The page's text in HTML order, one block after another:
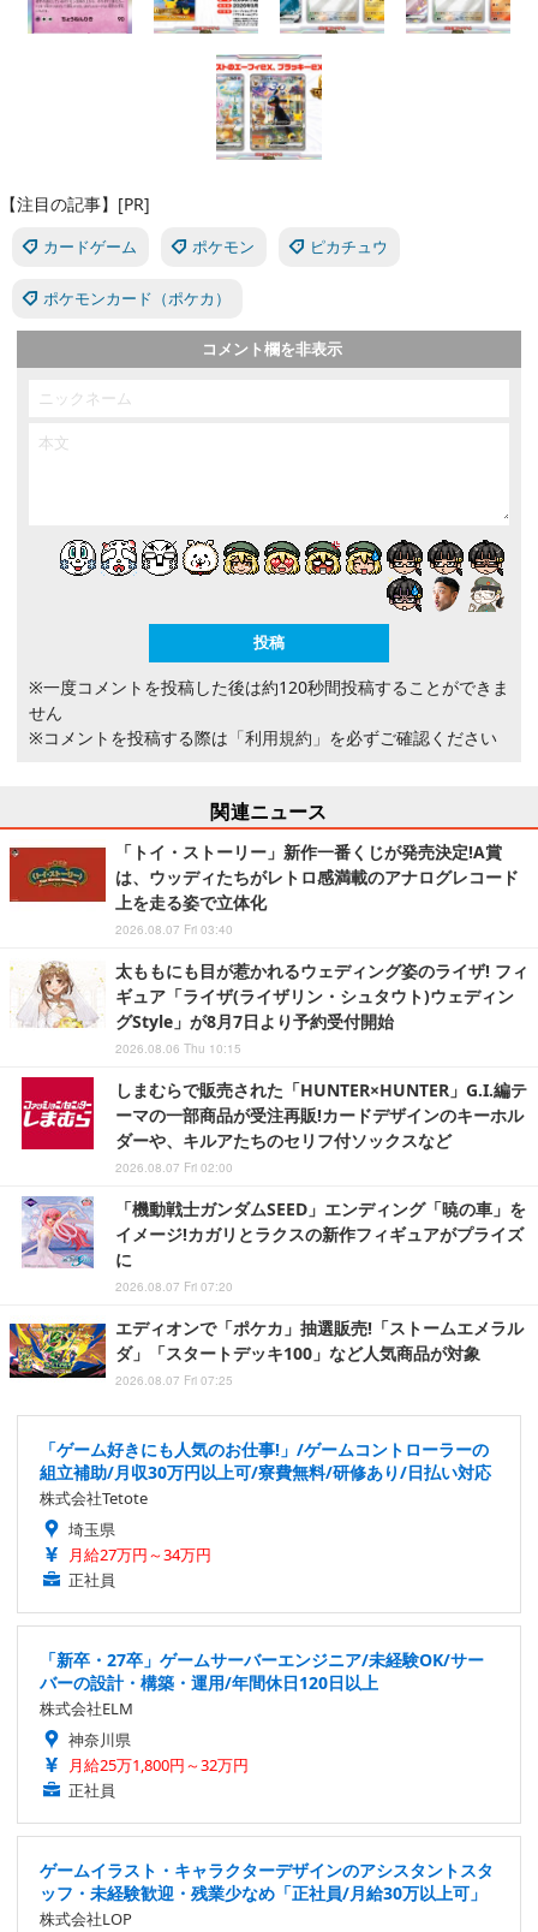
【注目の記事】[PR]
カードゲーム ポケモン ピカチュウ
ポケモンカード（ポケカ）
コメント欄を非表示
※一度コメントを投稿した後は約120秒間投稿することができま
せん
※コメントを投稿する際は 「利用規約」 を必ずご確認ください
関連ニュース
「トイ・ストーリー」新作一番くじが発売決定!A賞
は、ウッディたちがレトロ感満載のアナログレコード
上を走る姿で立体化
2026.08.07 Fri 03:40
太ももにも目が惹かれるウェディング姿のライザ! フィ
ギュア「ライザ(ライザリン・シュタウト)ウェディン
グStyle」が8月7日より予約受付開始
2026.08.06 Thu 10:15
しまむらで販売された「HUNTER×HUNTER」G.I.編テ
ーマの一部商品が受注再販!カードデザインのキーホル
ダーや、キルアたちのセリフ付ソックスなど
2026.08.07 Fri 02:00
「機動戦士ガンダムSEED」エンディング「暁の車」を
イメージ!カガリとラクスの新作フィギュアがプライズ
に
2026.08.07 Fri 07:20
エディオンで「ポケカ」抽選販売!「ストームエメラル
ダ」「スタートデッキ100」など人気商品が対象
2026.08.07 Fri 07:25
「ゲーム好きにも人気のお仕事!」/ゲームコントローラーの
組立補助/月収30万円以上可/寮費無料/研修あり/日払い対応
株式会社Tetote
埼玉県
月給27万円～34万円
正社員
「新卒・27卒」ゲームサーバーエンジニア/未経験OK/サー
バーの設計・構築・運用/年間休日120日以上
株式会社ELM
神奈川県
月給25万1,800円～32万円
正社員
ゲームイラスト・キャラクターデザインのアシスタントスタ
ッフ・未経験歓迎・残業少なめ「正社員/月給30万以上可」
株式会社LOP